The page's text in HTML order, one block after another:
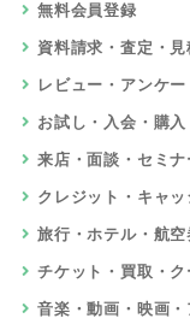
無料会員登録
資料請求・査定・見
レビュー・アンケ
お試し・入会・購入
来店・面談・セミナ
クレジット・キャ
旅行・ホテル・航
チケット・買取・ク
音楽・動画・映画・